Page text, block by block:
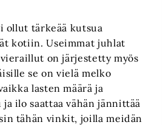
ollut tärkeää kutsua
kotiin. Useimmat juhlat
on järjestetty myös
se on vielä melko
lasten määrä ja
ilo saattaa vähän jännittää
tähän vinkit, joilla meidän